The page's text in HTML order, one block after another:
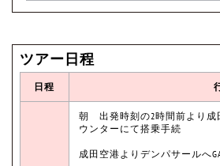
ツアー日程
日程
朝 出発時刻の2時間前より成
ウンターにて搭乗手続
成田空港よりデンパサールへ